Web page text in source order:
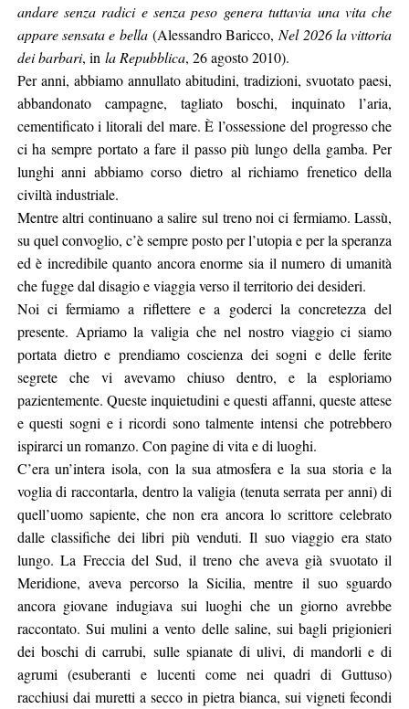
andare senza radici e senza peso genera tuttavia una vita che
appare sensata e bella (Alessandro Baricco,Nel 2026 la vittoria
dei barbari, in la Repubblica, 26 agosto 2010).
Per anni, abbiamo annullato abitudini, tradizioni, svuotato paesi,
abbandonato campagne, tagliato boschi, inquinato l’aria,
cementificato i litorali del mare. È l’ossessione del progresso che
ci ha sempre portato a fare il passo più lungo della gamba. Per
lunghi anni abbiamo corso dietro al richiamo frenetico della
civiltà industriale.
Mentre altri continuano a salire sul treno noi ci fermiamo. Lassù,
su quel convoglio, c’è sempre posto per l’utopia e per la speranza
ed è incredibile quanto ancora enorme sia il numero di umanità
che fugge dal disagio e viaggia verso il territorio dei desideri.
Noi ci fermiamo a riflettere e a goderci la concretezza del
presente. Apriamo la valigia che nel nostro viaggio ci siamo
portata dietro e prendiamo coscienza dei sogni e delle ferite
segrete che vi avevamo chiuso dentro, e la esploriamo
pazientemente. Queste inquietudini e questi affanni, queste attese
e questi sogni e i ricordi sono talmente intensi che potrebbero
ispirarci un romanzo. Con pagine di vita e di luoghi.
C’era un’intera isola, con la sua atmosfera e la sua storia e la
voglia di raccontarla, dentro la valigia (tenuta serrata per anni) di
quell’uomo sapiente, che non era ancora lo scrittore celebrato
dalle classifiche dei libri più venduti. Il suo viaggio era stato
lungo. La Freccia del Sud, il treno che aveva già svuotato il
Meridione, aveva percorso la Sicilia, mentre il suo sguardo
ancora giovane indugiava sui luoghi che un giorno avrebbe
raccontato. Sui mulini a vento delle saline, sui bagli prigionieri
dei boschi di carrubi, sulle spianate di ulivi, di mandorli e di
agrumi (esuberanti e lucenti come nei quadri di Guttuso)
racchiusi dai muretti a secco in pietra bianca, sui vigneti fecondi